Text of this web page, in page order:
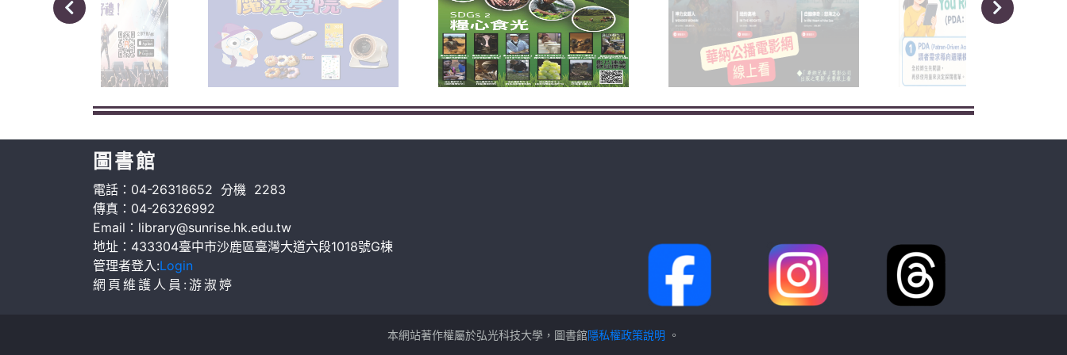
圖書館
電話：04-26318652 分機 2283
傳真：04-26326992
Email：library@sunrise.hk.edu.tw
地址：433304臺中市沙鹿區臺灣大道六段1018號G棟
管理者登入:Login
網頁維護人員:游淑婷
本網站著作權屬於弘光科技大學，圖書館隱私權政策說明 。